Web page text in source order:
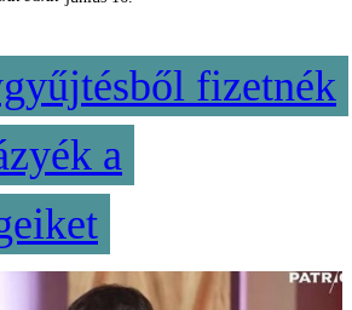
fizetnék
a